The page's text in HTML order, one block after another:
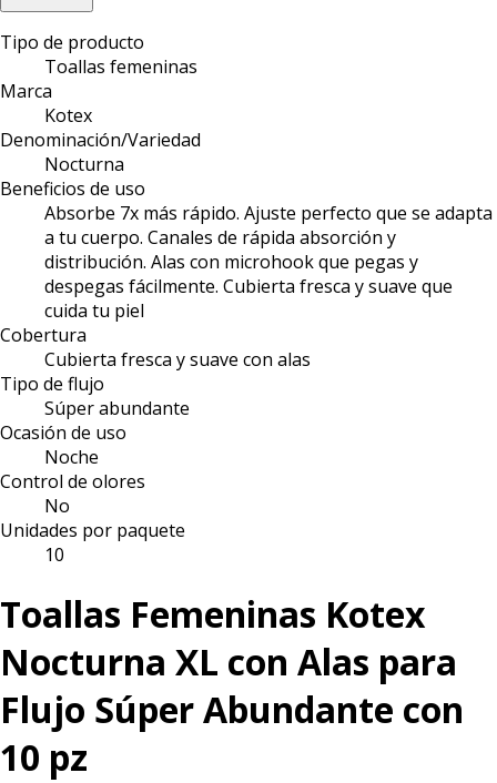
Tipo de producto
Toallas femeninas
Marca
Kotex
Denominación/Variedad
Nocturna
Beneficios de uso
Absorbe 7x más rápido. Ajuste perfecto que se adapta
a tu cuerpo. Canales de rápida absorción y
distribución. Alas con microhook que pegas y
despegas fácilmente. Cubierta fresca y suave que
cuida tu piel
Cobertura
Cubierta fresca y suave con alas
Tipo de flujo
Súper abundante
Ocasión de uso
Noche
Control de olores
No
Unidades por paquete
10
Toallas Femeninas Kotex
Nocturna XL con Alas para
Flujo Súper Abundante con
10 pz